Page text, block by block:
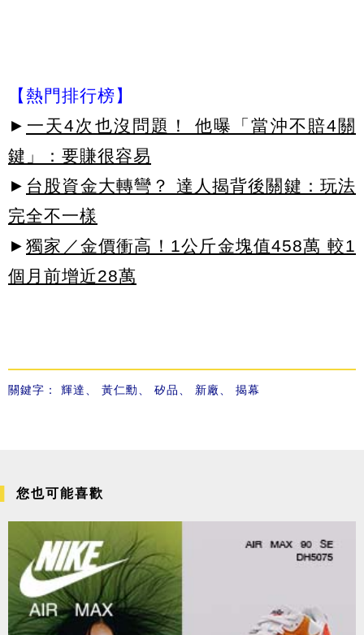
【熱門排行榜】
► 一天4次也沒問題！ 他曝「當沖不賠4關
鍵」：要賺很容易
► 台股資金大轉彎？ 達人揭背後關鍵：玩法
完全不一樣
► 獨家／金價衝高！1公斤金塊值458萬 較1
個月前增近28萬
關鍵字： 輝達 黃仁勳 矽品 新廠 揭幕
您也可能喜歡